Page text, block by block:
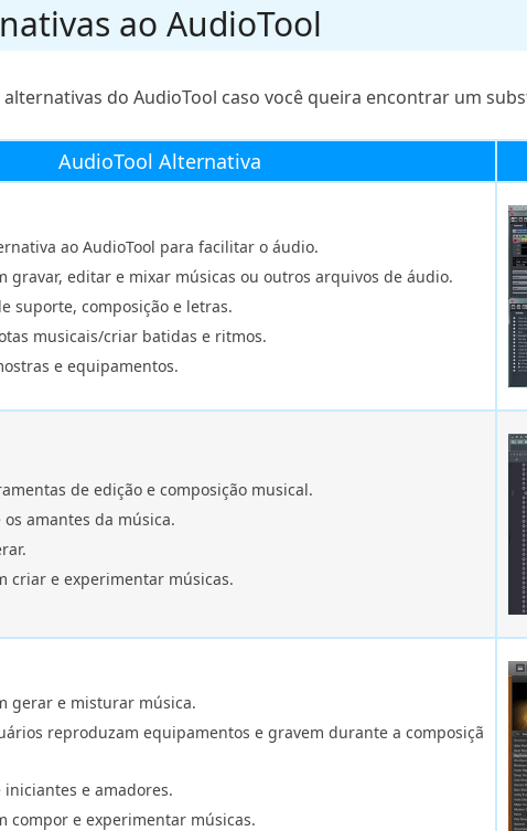
ao AudioTool
do AudioTool caso você queira encontrar um
AudioTool Alternativa
ao AudioTool para facilitar o áudio.
gravar, editar e mixar músicas ou outros arquivos de áudio.
suporte, composição e letras.
musicais/criar batidas e ritmos.
e equipamentos.
de edição e composição musical.
amantes da música.
criar e experimentar músicas.
gerar e misturar música.
reproduzam equipamentos e gravem durante a composiçã
e amadores.
compor e experimentar músicas.